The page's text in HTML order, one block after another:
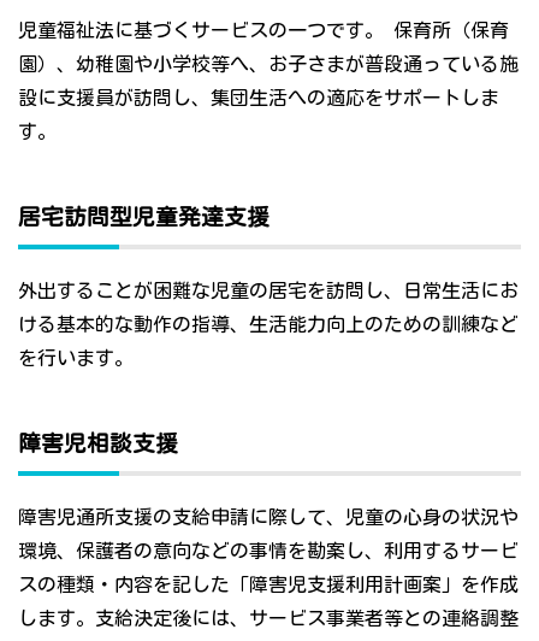
児童福祉法に基づくサービスの一つです。 保育所（保育
園）、幼稚園や小学校等へ、お子さまが普段通っている施
設に支援員が訪問し、集団生活への適応をサポートしま
す。
居宅訪問型児童発達支援
外出することが困難な児童の居宅を訪問し、日常生活にお
ける基本的な動作の指導、生活能力向上のための訓練など
を行います。
障害児相談支援
障害児通所支援の支給申請に際して、児童の心身の状況や
環境、保護者の意向などの事情を勘案し、利用するサービ
スの種類・内容を記した「障害児支援利用計画案」を作成
します。支給決定後には、サービス事業者等との連絡調整